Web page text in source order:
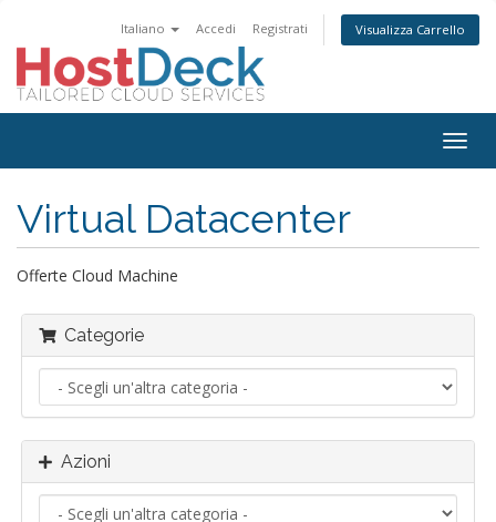
Italiano Accedi Registrati Visualizza Carrello
Virtual Datacenter
Offerte Cloud Machine
Categorie
Azioni